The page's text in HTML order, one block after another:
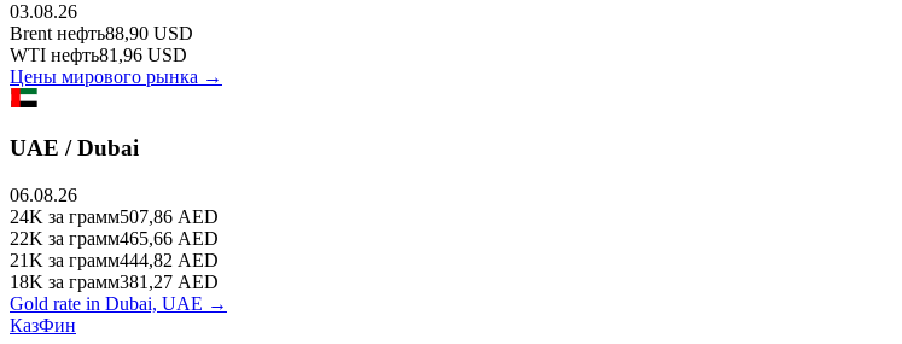
03.08.26
Brent нефть88,90 USD
WTI нефть81,96 USD
Цены мирового рынка →
UAE / Dubai
06.08.26
24K за грамм507,86 AED
22K за грамм465,66 AED
21K за грамм444,82 AED
18K за грамм381,27 AED
Gold rate in Dubai, UAE →
КазФин